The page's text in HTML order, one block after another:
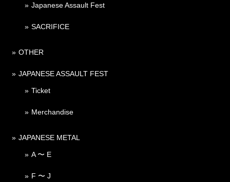
Japanese Assault Fest
SACRIFICE
OTHER
JAPANESE ASSAULT FEST
Ticket
Merchandise
JAPANESE METAL
A 〜 E
F 〜 J